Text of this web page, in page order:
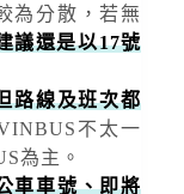
為分散，若無
議還是以17號
路線及班次都
不太一
為主。
車車號、即將